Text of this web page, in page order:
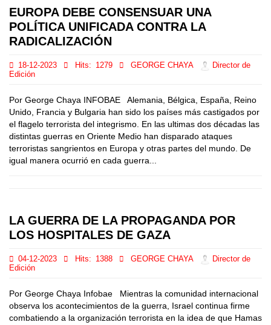
EUROPA DEBE CONSENSUAR UNA
POLÍTICA UNIFICADA CONTRA LA
RADICALIZACIÓN
18-12-2023 Hits: 1279 GEORGE CHAYA
Director de
Edición
Por George Chaya INFOBAE Alemania, Bélgica, España, Reino
Unido, Francia y Bulgaria han sido los países más castigados por
el flagelo terrorista del integrismo. En las ultimas dos décadas las
distintas guerras en Oriente Medio han disparado ataques
terroristas sangrientos en Europa y otras partes del mundo. De
igual manera ocurrió en cada guerra...
LA GUERRA DE LA PROPAGANDA POR
LOS HOSPITALES DE GAZA
04-12-2023 Hits: 1388 GEORGE CHAYA
Director de
Edición
Por George Chaya Infobae Mientras la comunidad internacional
observa los acontecimientos de la guerra, Israel continua firme
combatiendo a la organización terrorista en la idea de que Hamas